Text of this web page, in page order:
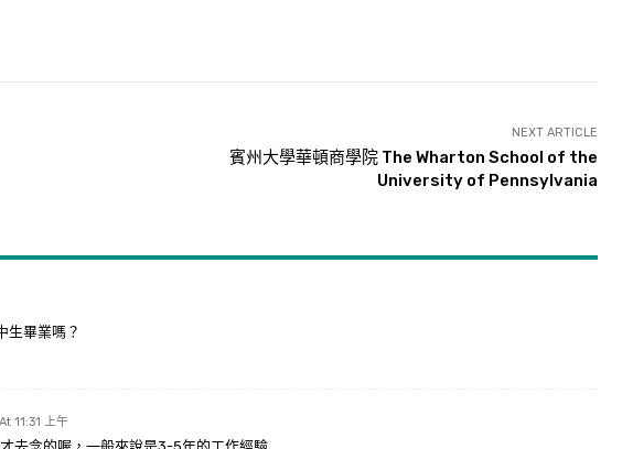
NEXT ARTICLE
賓州大學華頓商學院 The Wharton School of the
University of Pennsylvania
生畢業嗎？
11:31 上午